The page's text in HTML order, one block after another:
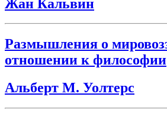
Жан Кальвин
Размышления о
отношении к философии
Альберт М. Уолтерс